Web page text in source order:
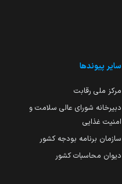
سایر پیوندها
مرکز ملی رقابت
دبیرخانه شورای عالی سلامت و
امنیت غذایی
سازمان برنامه بودجه کشور
دیوان محاسبات کشور